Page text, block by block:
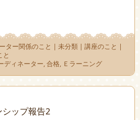
ター関係のこと | 未分類| 講座のこと |
と
ディネーター,合格, Ｅラーニング
ップ報告2